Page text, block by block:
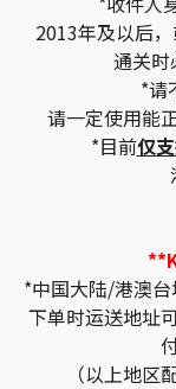
2013年及以后
通关时
*请
请一定使用能
*目前仅
*中国大陆/港澳台
下单时运送地址
（以上地区